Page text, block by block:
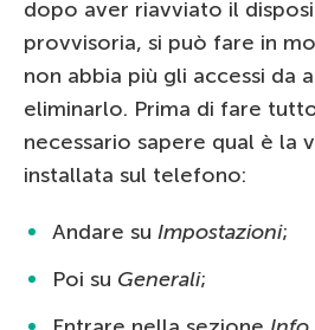
dopo aver riavviato il
provvisoria, si può fare in
non abbia più gli accessi da
eliminarlo. Prima di fare
necessario sapere qual è la
installata sul telefono:
Andare su Impostazioni;
Poi su Generali;